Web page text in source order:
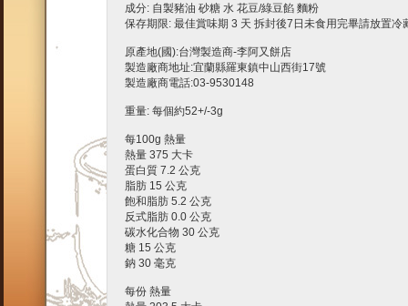
成分: 自製豬油 砂糖 水 花豆/綠豆餡 麵粉
保存期限: 最佳賞味期 3 天 拆封後7日未食用完畢請放置冷
原產地(國):台灣製造商-李阿又餅店
製造廠商地址:宜蘭縣羅東鎮中山西街17號
製造廠商電話:03-9530148
重量: 每個約52+/-3g
每100g 熱量
熱量 375 大卡
蛋白質 7.2 公克
脂肪 15 公克
飽和脂肪 5.2 公克
反式脂肪 0.0 公克
碳水化合物 30 公克
糖 15 公克
鈉 30 毫克
每份 熱量